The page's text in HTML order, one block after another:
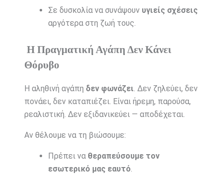
Σε δυσκολία να συνάψουν υγιείς σχέσεις
αργότερα στη ζωή τους.
Η Πραγματική Αγάπη Δεν Κάνει
Θόρυβο
Η αληθινή αγάπη δεν φωνάζει. Δεν ζηλεύει, δεν
πονάει, δεν καταπιέζει. Είναι ήρεμη, παρούσα,
ρεαλιστική. Δεν εξιδανικεύει — αποδέχεται.
Αν θέλουμε να τη βιώσουμε:
Πρέπει να θεραπεύσουμε τον
εσωτερικό μας εαυτό.